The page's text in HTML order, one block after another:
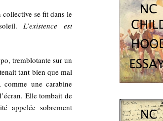
se fit dans le
L’existence est
tremblotante sur un
tant bien que mal
une carabine
Elle tombait de
appelée sobrement